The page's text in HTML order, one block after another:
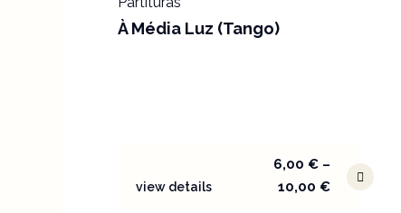
À Média Luz (Tango)
view details
6,00€ –
10,00€